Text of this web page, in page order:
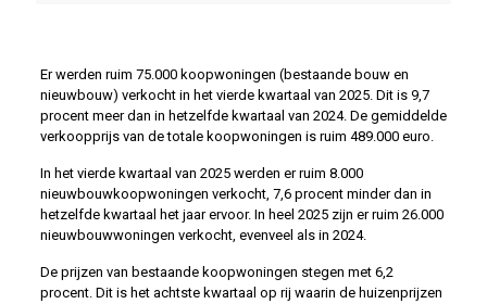
Er werden ruim 75.000 koopwoningen (bestaande bouw en
nieuwbouw) verkocht in het vierde kwartaal van 2025. Dit is 9,7
procent meer dan in hetzelfde kwartaal van 2024. De gemiddelde
verkoopprijs van de totale koopwoningen is ruim 489.000 euro.
In het vierde kwartaal van 2025 werden er ruim 8.000
nieuwbouwkoopwoningen verkocht, 7,6 procent minder dan in
hetzelfde kwartaal het jaar ervoor. In heel 2025 zijn er ruim 26.000
nieuwbouwwoningen verkocht, evenveel als in 2024.
De prijzen van bestaande koopwoningen stegen met 6,2
procent. Dit is het achtste kwartaal op rij waarin de huizenprijzen